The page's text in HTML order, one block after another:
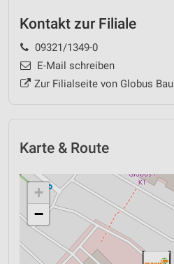
Kontakt zur Filiale
09321/1349-0
E-Mail schreiben
Zur Filialseite von Globus
Karte & Route
+
−